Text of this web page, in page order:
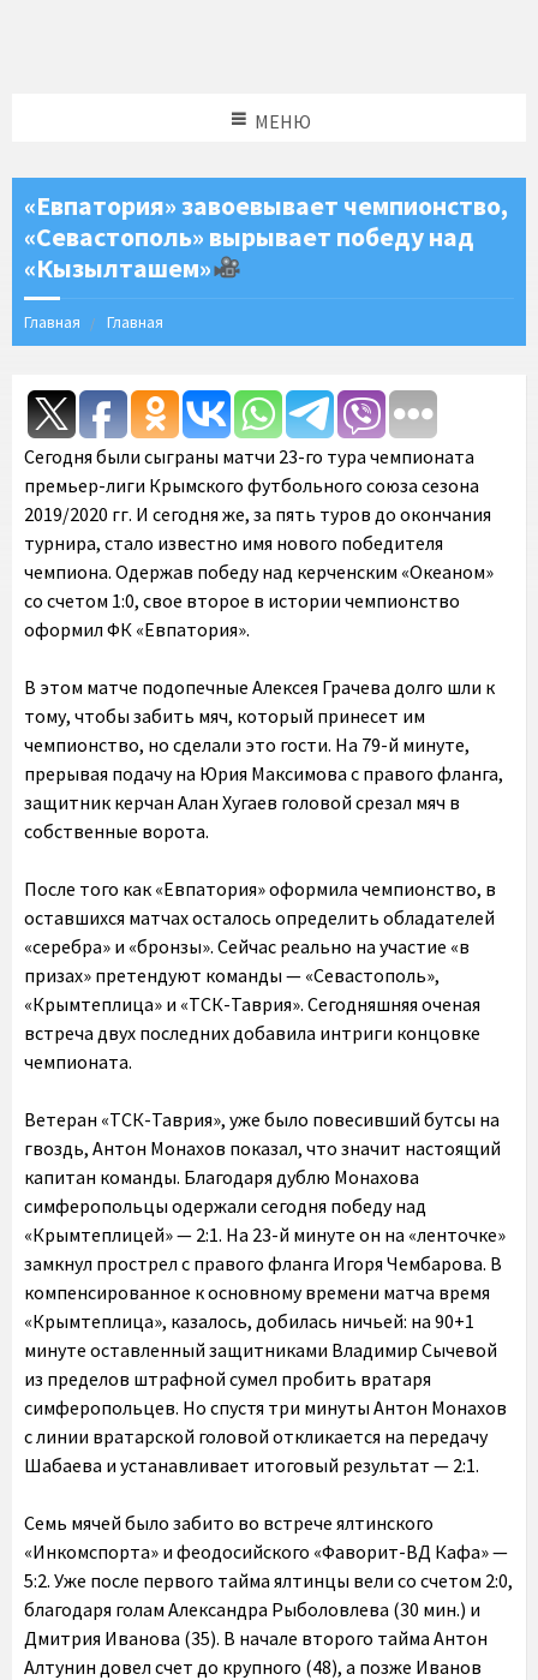
МЕНЮ
«Евпатория» завоевывает чемпионство,
«Севастополь» вырывает победу над
«Кызылташем»
Главная Главная
Сегодня были сыграны матчи 23-го тура чемпионата
премьер-лиги Крымского футбольного союза сезона
2019/2020 гг. И сегодня же, за пять туров до окончания
турнира, стало известно имя нового победителя
чемпиона. Одержав победу над керченским «Океаном»
со счетом 1:0, свое второе в истории чемпионство
оформил ФК «Евпатория».
В этом матче подопечные Алексея Грачева долго шли к
тому, чтобы забить мяч, который принесет им
чемпионство, но сделали это гости. На 79-й минуте,
прерывая подачу на Юрия Максимова с правого фланга,
защитник керчан Алан Хугаев головой срезал мяч в
собственные ворота.
После того как «Евпатория» оформила чемпионство, в
оставшихся матчах осталось определить обладателей
«серебра» и «бронзы». Сейчас реально на участие «в
призах» претендуют команды — «Севастополь»,
«Крымтеплица» и «ТСК-Таврия». Сегодняшняя оченая
встреча двух последних добавила интриги концовке
чемпионата.
Ветеран «ТСК-Таврия», уже было повесивший бутсы на
гвоздь, Антон Монахов показал, что значит настоящий
капитан команды. Благодаря дублю Монахова
симферопольцы одержали сегодня победу над
«Крымтеплицей» — 2:1. На 23-й минуте он на «ленточке»
замкнул прострел с правого фланга Игоря Чембарова. В
компенсированное к основному времени матча время
«Крымтеплица», казалось, добилась ничьей: на 90+1
минуте оставленный защитниками Владимир Сычевой
из пределов штрафной сумел пробить вратаря
симферопольцев. Но спустя три минуты Антон Монахов
с линии вратарской головой откликается на передачу
Шабаева и устанавливает итоговый результат — 2:1.
Семь мячей было забито во встрече ялтинского
«Инкомспорта» и феодосийского «Фаворит-ВД Кафа» —
5:2. Уже после первого тайма ялтинцы вели со счетом 2:0,
благодаря голам Александра Рыболовлева (30 мин.) и
Дмитрия Иванова (35). В начале второго тайма Антон
Алтунин довел счет до крупного (48), а позже Иванов